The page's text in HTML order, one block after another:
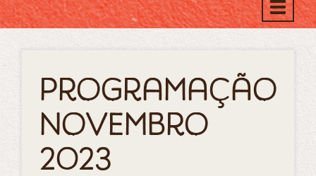
Toggle
Programação
Novembro
2023